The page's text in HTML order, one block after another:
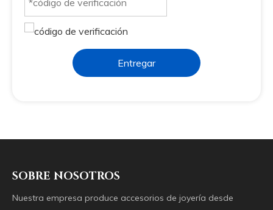
Entregar
SOBRE NOSOTROS
Nuestra empresa produce accesorios de joyería desde